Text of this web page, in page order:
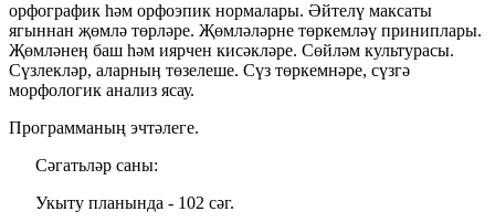
орфографик һәм орфоэпик нормалары. Әйтелү максаты
ягыннан җөмлә төрләре. Җөмләләрне төркемләү приниплары.
Җөмләнеӊ баш һәм иярчен кисәкләре. Сөйләм культурасы.
Сүзлекләр, аларныӊ төзелеше. Сүз төркемнәре, сүзгә
морфологик анализ ясау.
Программаның эчтәлеге.
Сәгатьләр саны:
Укыту планында - 102 сәг.